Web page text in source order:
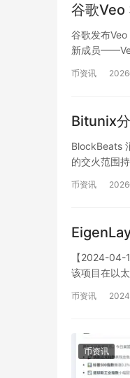
谷歌Veo
谷歌发布
新成员
币资讯
Bitunix
BlockBeats
的交火范围
币资讯
【2024-04-
该项目在以
币资讯
币资讯